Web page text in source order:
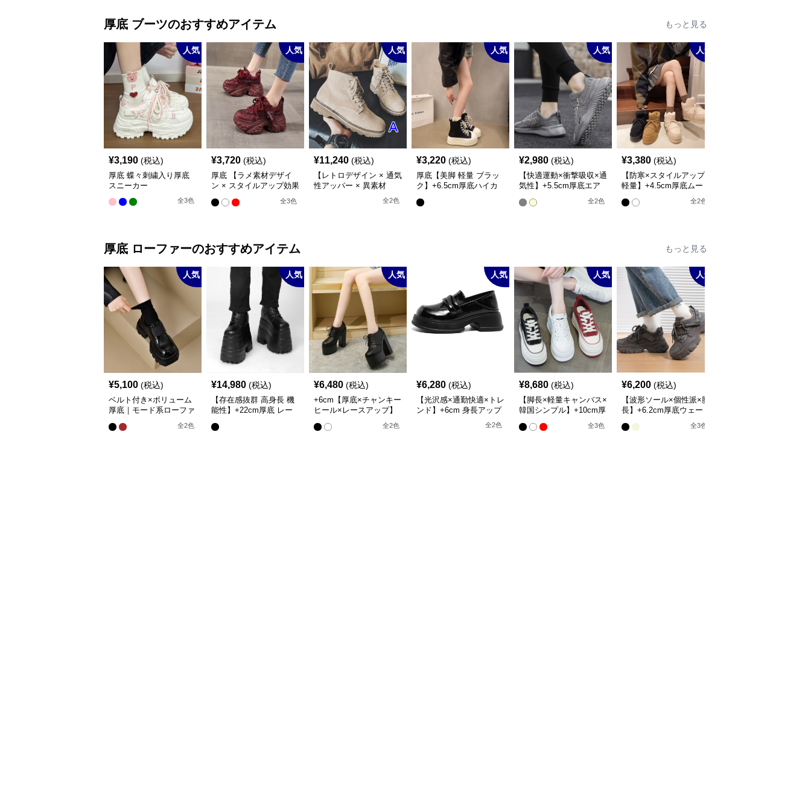
厚底 ブーツのおすすめアイテム もっと見る
人気
¥3,190 (税込)
厚底 蝶々刺繍入り厚底
スニーカー
全3色
人気
¥3,720 (税込)
厚底 【ラメ素材デザイ
ン × スタイルアップ効果
× カジュアル系】厚底デ
ザインスニーカー
全3色
人気
¥11,240 (税込)
【レトロデザイン × 通気
性アッパー × 異素材
MIX】+5.5cm厚底 メン
ズハイカットブーツ
全2色
人気
¥3,220 (税込)
厚底【美脚 軽量 ブラッ
ク】+6.5cm厚底ハイカ
人気
¥2,980 (税込)
【快適運動×衝撃吸収×通
気性】+5.5cm厚底エア
ークッションスニーカー
全2色
人気
¥3,380 (税込)
【防寒×スタイルアップ×
軽量】+4.5cm厚底ムー
全2色
厚底 ローファーのおすすめアイテム もっと見る
人気
¥5,100 (税込)
ベルト付き×ボリューム
厚底｜モード系ローファ
全2色
人気
¥14,980 (税込)
【存在感抜群 高身長 機
能性】+22cm厚底 レー
げ）
人気
¥6,480 (税込)
+6cm【厚底×チャンキー
ヒール×レースアップ】
全2色
人気
¥6,280 (税込)
【光沢感×通勤快適×トレ
ンド】+6cm 身長アップ
全2色
人気
¥8,680 (税込)
【脚長×軽量キャンバス×
韓国シンプル】+10cm厚
底 身長アップ スニーカ
ー
全3色
人気
¥6,200 (税込)
【波形ソール×個性派×脚
長】+6.2cm厚底ウェー
ブスニーカー｜2色展
開・26cm対応
全3色